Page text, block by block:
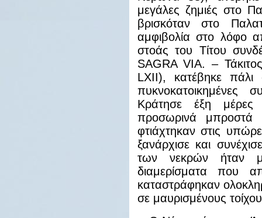
μεγάλες ζημιές στο
βρισκόταν στο
αμφιβολία στο λόφο
στοάς του Τίτου
SAGRA VIA. –
LXII), κατέβηκε πάλι
πυκνοκατοικημένες
Κράτησε έξη μέρες
προσωρινά
φτιάχτηκαν στις
ξανάρχισε και
των νεκρών ήταν
διαμερίσματα που
καταστράφηκαν
σε μαυρισμένους